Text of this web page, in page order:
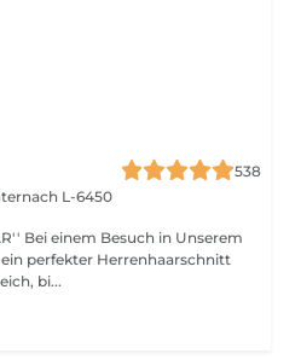
538
L-6450
perfekter Herrenhaarschnitt
bi...